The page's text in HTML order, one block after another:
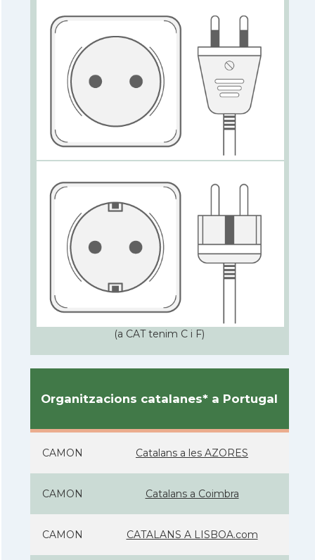
(a CAT tenim C i F)
Organitzacions catalanes* a Portugal
CAMON Catalans a les AZORES
CAMON Catalans a Coimbra
CAMON CATALANS A LISBOA.com